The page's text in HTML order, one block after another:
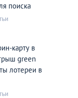
поиска
карту в
green
лотереи в